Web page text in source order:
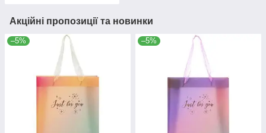
Акційні пропозиції та новинки
–5% –5%